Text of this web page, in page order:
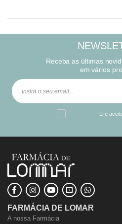
Receba as últimas
em vários
Li e
FARMÁCIA DE LOMAR
A nossa Farmácia